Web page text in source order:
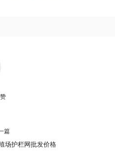
篇
场护栏网批发价格